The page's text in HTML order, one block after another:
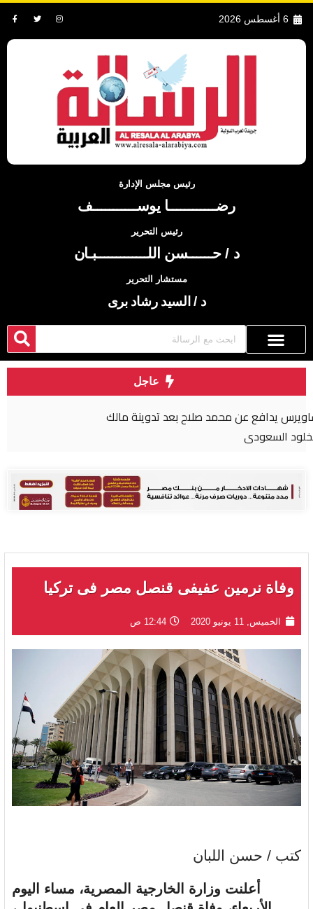
6 أغسطس 2026
رئيس مجلس الإدارة
رضــــــــــــا يوســـــــــــف
رئيس التحرير
د / حــــــسن اللـــــــــــــبـان
مستشار التحرير
د / السيد رشاد برى
عاجل
ترامب: نتحدث مع الإيرانيين وأفضّل التوصل إلى اتفاق
لأنني لا أريد قتل الناس
وفاة نرمين عفيفى قنصل مصر فى تركيا
الخميس, 11 يونيو 2020 12:44 ص
كتب / حسن اللبان
أعلنت وزارة الخارجية المصرية، مساء اليوم